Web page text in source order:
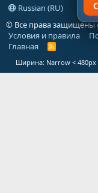
Russian (RU)
© Все права защищены
Условия и правила
Главная
R
S
Ширина